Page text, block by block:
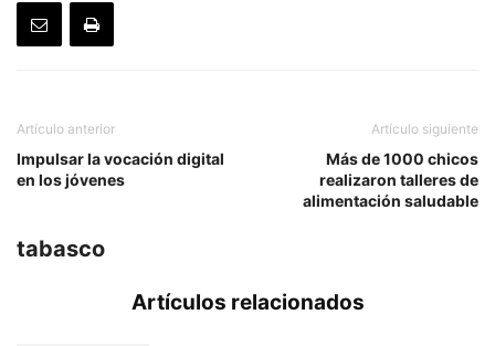
Artículo anterior
Impulsar la vocación digital
en los jóvenes
Artículo siguiente
Más de 1000 chicos
realizaron talleres de
alimentación saludable
tabasco
Artículos relacionados